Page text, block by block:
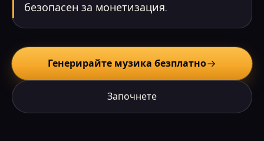
безопасен за монетизация.
Генерирайте музика безплатно
Започнете